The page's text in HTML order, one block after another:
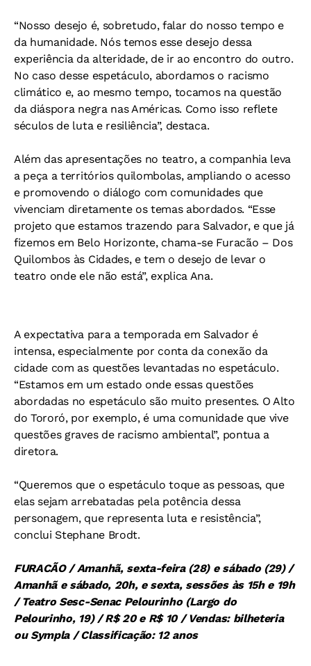
“Nosso desejo é, sobretudo, falar do nosso tempo e
da humanidade. Nós temos esse desejo dessa
experiência da alteridade, de ir ao encontro do outro.
No caso desse espetáculo, abordamos o racismo
climático e, ao mesmo tempo, tocamos na questão
da diáspora negra nas Américas. Como isso reflete
séculos de luta e resiliência”, destaca.
Além das apresentações no teatro, a companhia leva
a peça a territórios quilombolas, ampliando o acesso
e promovendo o diálogo com comunidades que
vivenciam diretamente os temas abordados. “Esse
projeto que estamos trazendo para Salvador, e que já
fizemos em Belo Horizonte, chama-se Furacão – Dos
Quilombos às Cidades, e tem o desejo de levar o
teatro onde ele não está”, explica Ana.
A expectativa para a temporada em Salvador é
intensa, especialmente por conta da conexão da
cidade com as questões levantadas no espetáculo.
“Estamos em um estado onde essas questões
abordadas no espetáculo são muito presentes. O Alto
do Tororó, por exemplo, é uma comunidade que vive
questões graves de racismo ambiental”, pontua a
diretora.
“Queremos que o espetáculo toque as pessoas, que
elas sejam arrebatadas pela potência dessa
personagem, que representa luta e resistência”,
conclui Stephane Brodt.
FURACÃO / Amanhã, sexta-feira (28) e sábado (29) /
Amanhã e sábado, 20h, e sexta, sessões às 15h e 19h
/ Teatro Sesc-Senac Pelourinho (Largo do
Pelourinho, 19) / R$ 20 e R$ 10 / Vendas: bilheteria
ou Sympla / Classificação: 12 anos